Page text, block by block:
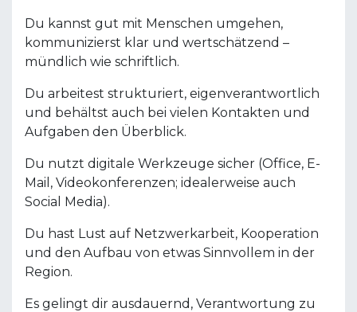
Du kannst gut mit Menschen umgehen,
kommunizierst klar und wertschätzend –
mündlich wie schriftlich.
Du arbeitest strukturiert, eigenverantwortlich
und behältst auch bei vielen Kontakten und
Aufgaben den Überblick.
Du nutzt digitale Werkzeuge sicher (Office, E-
Mail, Videokonferenzen; idealerweise auch
Social Media).
Du hast Lust auf Netzwerkarbeit, Kooperation
und den Aufbau von etwas Sinnvollem in der
Region.
Es gelingt dir ausdauernd, Verantwortung zu